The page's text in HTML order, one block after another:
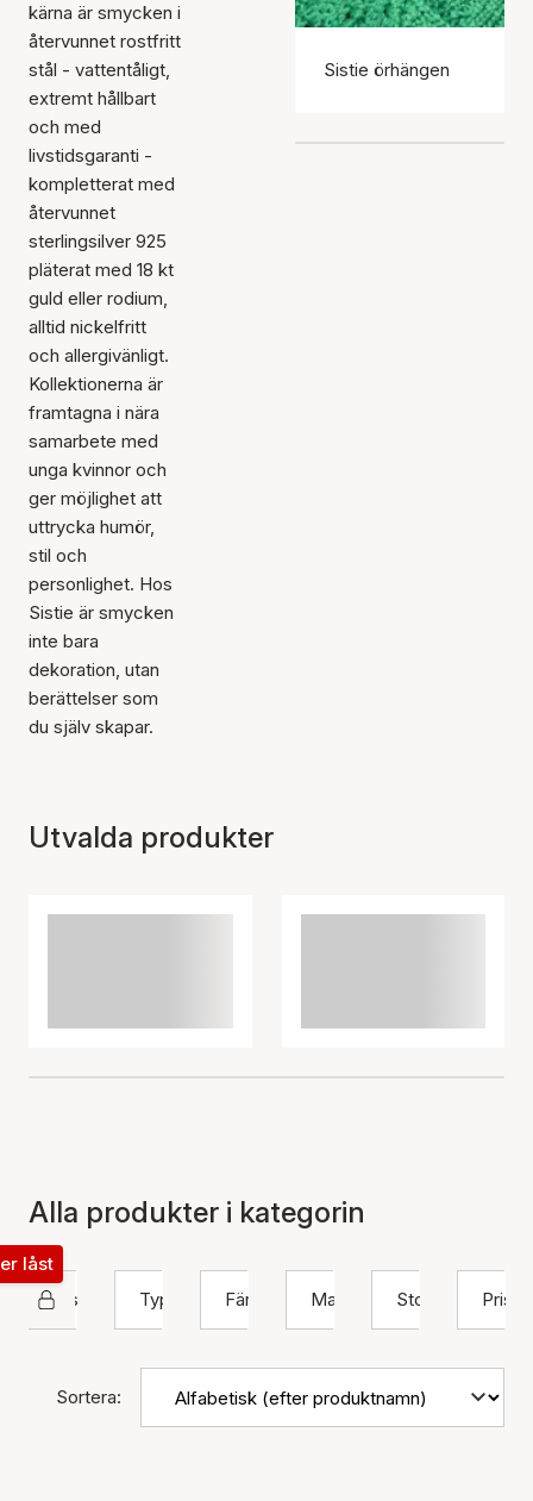
kärna är smycken i
återvunnet rostfritt
stål - vattentåligt,
extremt hållbart
och med
livstidsgaranti -
kompletterat med
återvunnet
sterlingsilver 925
pläterat med 18 kt
guld eller rodium,
alltid nickelfritt
och allergivänligt.
Kollektionerna är
framtagna i nära
samarbete med
unga kvinnor och
ger möjlighet att
uttrycka humör,
stil och
personlighet. Hos
Sistie är smycken
inte bara
dekoration, utan
berättelser som
du själv skapar.
Sistie örhängen
Utvalda produkter
Alla produkter i kategorin
Sistie
låst
Typ
Färg Material Storlek Pris
Sortera: